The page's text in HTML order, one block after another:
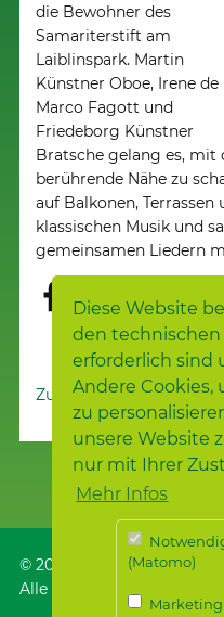
Diese Website
den
erforderlich sind
Andere
zu
unsere Website
nur mit Ihrer
Mehr Infos
(Matomo)
Marketing
die Bewohner des
Samariterstift am
Laiblinspark. Martin
Künstner Oboe, Irene de
Marco Fagott und
Friedeborg Künstner
Bratsche gelang es,
berührende Nähe zu
auf Balkonen,
klassischen Musik und
gemeinsamen Liedern
Zur
© 2026 Samariterstiftung
Alle Rechte vorbehalten.